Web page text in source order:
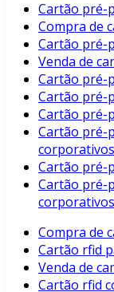
Cartão pré-
Compra de
Cartão pré-
Venda de
Cartão pré-
Cartão pré-
Cartão pré-
Cartão pré-
corporativos
Cartão pré-
Cartão pré-
corporativos
Compra de
Cartão rfid
Venda de
Cartão rfid